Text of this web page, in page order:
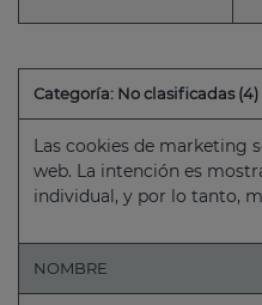
Categoría: No clasificadas (4)
Las cookies de marketing
web. La intención es
individual, y por lo tanto,
NOMBRE